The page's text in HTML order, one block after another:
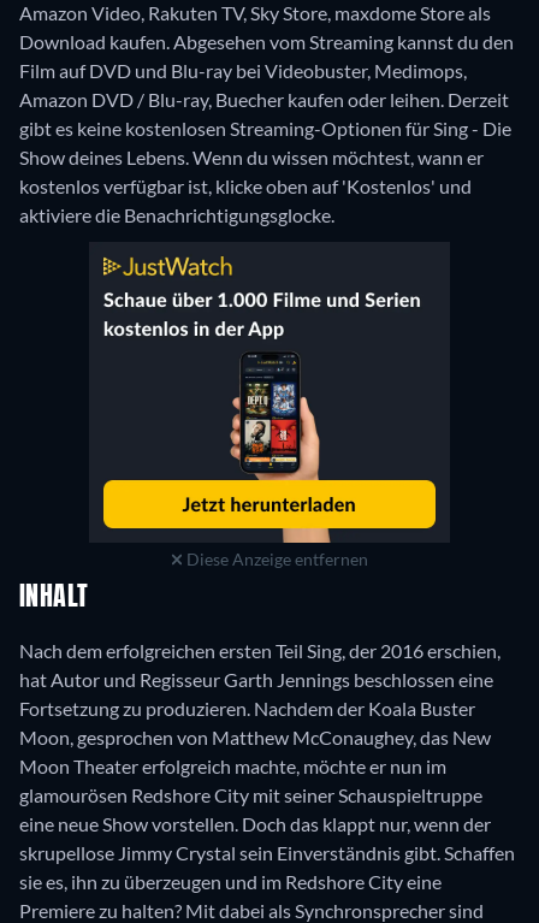
Amazon Video, Rakuten TV, Sky Store, maxdome Store als
Download kaufen.Abgesehen vom Streaming kannst du den
Film auf DVD und Blu-ray bei Videobuster, Medimops,
Amazon DVD / Blu-ray, Buecher kaufen oder leihen. Derzeit
gibt es keine kostenlosen Streaming-Optionen für Sing - Die
Show deines Lebens. Wenn du wissen möchtest, wann er
kostenlos verfügbar ist, klicke oben auf 'Kostenlos' und
aktiviere die Benachrichtigungsglocke.
Diese Anzeige entfernen
INHALT
Nach dem erfolgreichen ersten Teil Sing, der 2016 erschien,
hat Autor und Regisseur Garth Jennings beschlossen eine
Fortsetzung zu produzieren. Nachdem der Koala Buster
Moon, gesprochen von Matthew McConaughey, das New
Moon Theater erfolgreich machte, möchte er nun im
glamourösen Redshore City mit seiner Schauspieltruppe
eine neue Show vorstellen. Doch das klappt nur, wenn der
skrupellose Jimmy Crystal sein Einverständnis gibt. Schaffen
sie es, ihn zu überzeugen und im Redshore City eine
Premiere zu halten? Mit dabei als Synchronsprecher sind